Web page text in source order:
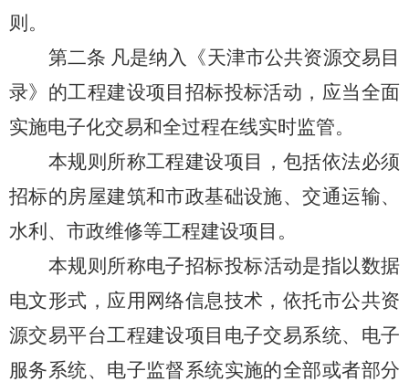
则。
第二条 凡是纳入《天津市公共资源交易目
录》的工程建设项目招标投标活动，应当全面
实施电子化交易和全过程在线实时监管。
本规则所称工程建设项目，包括依法必须
招标的房屋建筑和市政基础设施、交通运输、
水利、市政维修等工程建设项目。
本规则所称电子招标投标活动是指以数据
电文形式，应用网络信息技术，依托市公共资
源交易平台工程建设项目电子交易系统、电子
服务系统、电子监督系统实施的全部或者部分